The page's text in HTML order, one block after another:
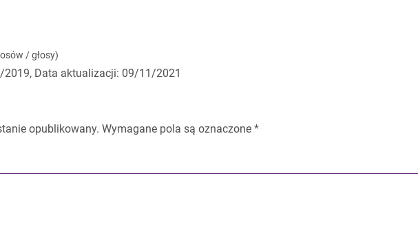
/ głosy)
Data aktualizacji: 09/11/2021
opublikowany. Wymagane pola są oznaczone *